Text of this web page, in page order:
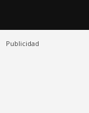
Publicidad